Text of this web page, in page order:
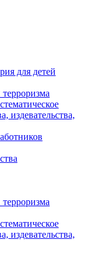
для детей
издевательства,
издевательства,